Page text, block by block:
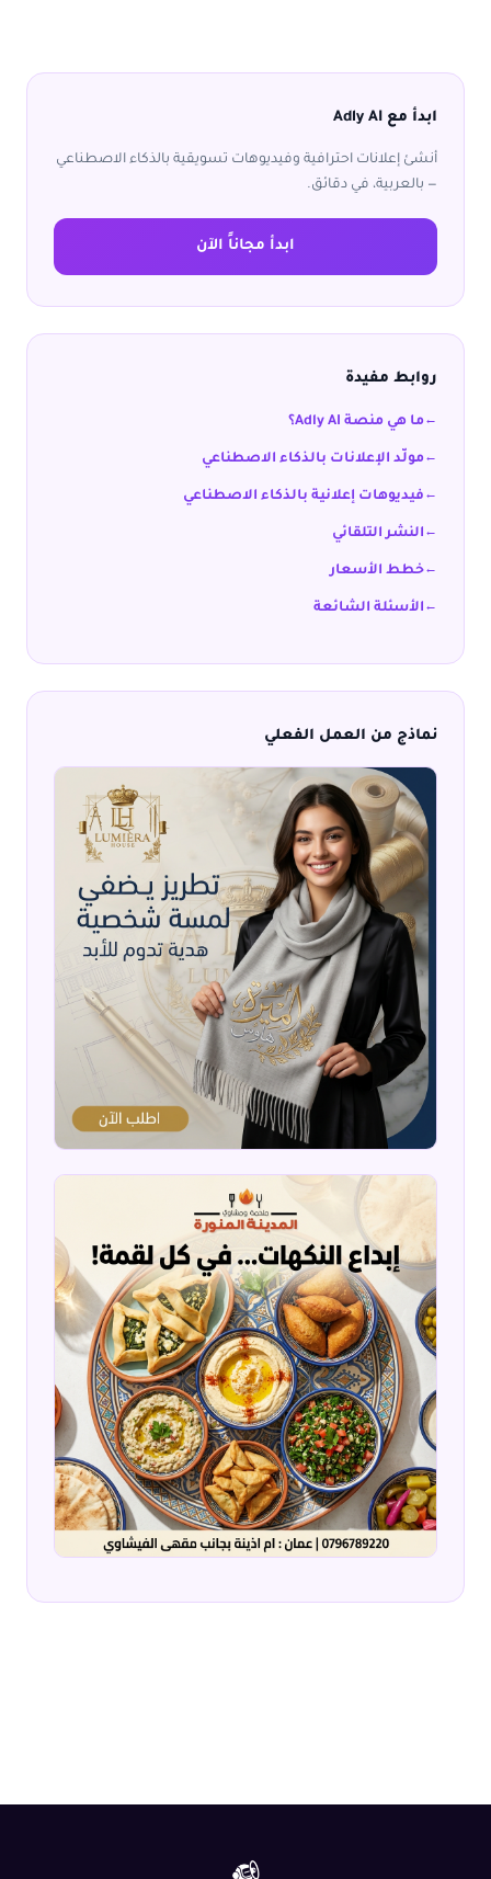
ابدأ مع Adly AI
أنشئ إعلانات احترافية وفيديوهات تسويقية بالذكاء الاصطناعي
— بالعربية، في دقائق.
ابدأ مجاناً الآن
روابط مفيدة
ما هي منصة Adly AI؟
مولّد الإعلانات بالذكاء الاصطناعي
فيديوهات إعلانية بالذكاء الاصطناعي
النشر التلقائي
خطط الأسعار
الأسئلة الشائعة
نماذج من العمل الفعلي